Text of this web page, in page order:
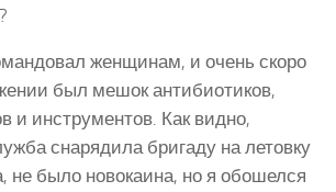
женщинам, и очень скоро
был мешок антибиотиков,
и инструментов. Как видно,
снарядила бригаду на летовку
не было новокаина, но я обошелся